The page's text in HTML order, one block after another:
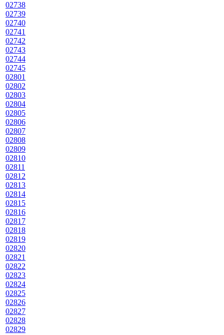
02738
02739
02740
02741
02742
02743
02744
02745
02801
02802
02803
02804
02805
02806
02807
02808
02809
02810
02811
02812
02813
02814
02815
02816
02817
02818
02819
02820
02821
02822
02823
02824
02825
02826
02827
02828
02829